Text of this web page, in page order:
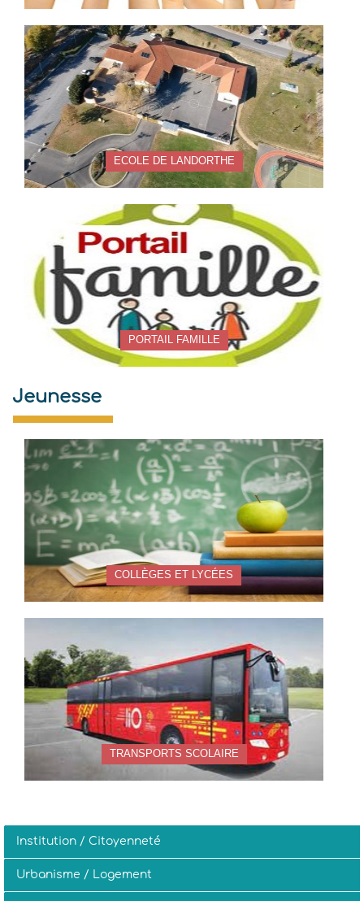
ECOLE DE LANDORTHE
PORTAIL FAMILLE
Jeunesse
COLLÈGES ET LYCÉES
TRANSPORTS SCOLAIRE
Institution / Citoyenneté
Urbanisme / Logement